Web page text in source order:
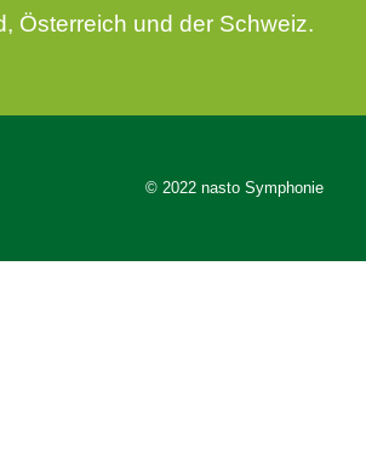
Österreich und der Schweiz.
© 2022 nasto Symphonie